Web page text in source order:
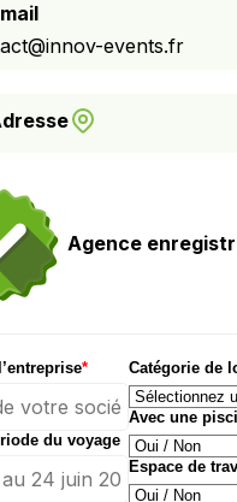
events.fr
Agence
*
du voyage
Catégorie de
Avec une
Espace de